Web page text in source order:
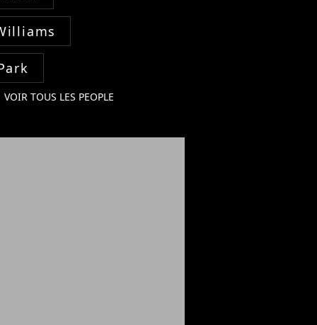
VOIR TOUS LES PEOPLE